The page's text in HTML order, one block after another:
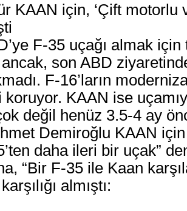
KAAN için, ‘Çift motorlu
F-35 uçağı almak
son ABD
F-16’ların
KAAN ise
değil henüz 3.5-4 ay
Demiroğlu KAAN
daha ileri bir uçak”
“Bir F-35 ile Kaan
almıştı: